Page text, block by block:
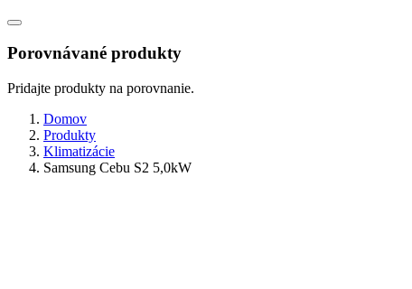
Porovnávané produkty
Pridajte produkty na porovnanie.
Domov
Produkty
Klimatizácie
Samsung Cebu S2 5,0kW